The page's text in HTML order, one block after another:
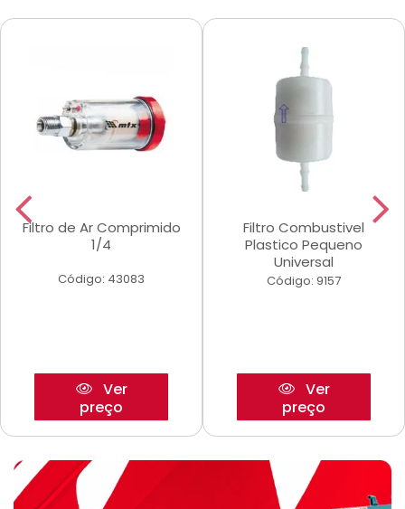
Filtro de Ar Comprimido
1/4
Código: 43083
Ver
preço
Filtro Combustivel
Plastico Pequeno
Universal
Código: 9157
Ver
preço